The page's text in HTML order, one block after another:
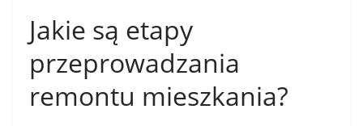
Jakie są etapy
przeprowadzania
remontu mieszkania?